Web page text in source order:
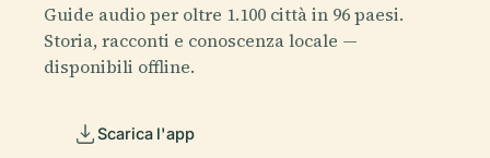
Guide audio per oltre 1.100 città in 96 paesi.
Storia, racconti e conoscenza locale —
disponibili offline.
Scarica l'app